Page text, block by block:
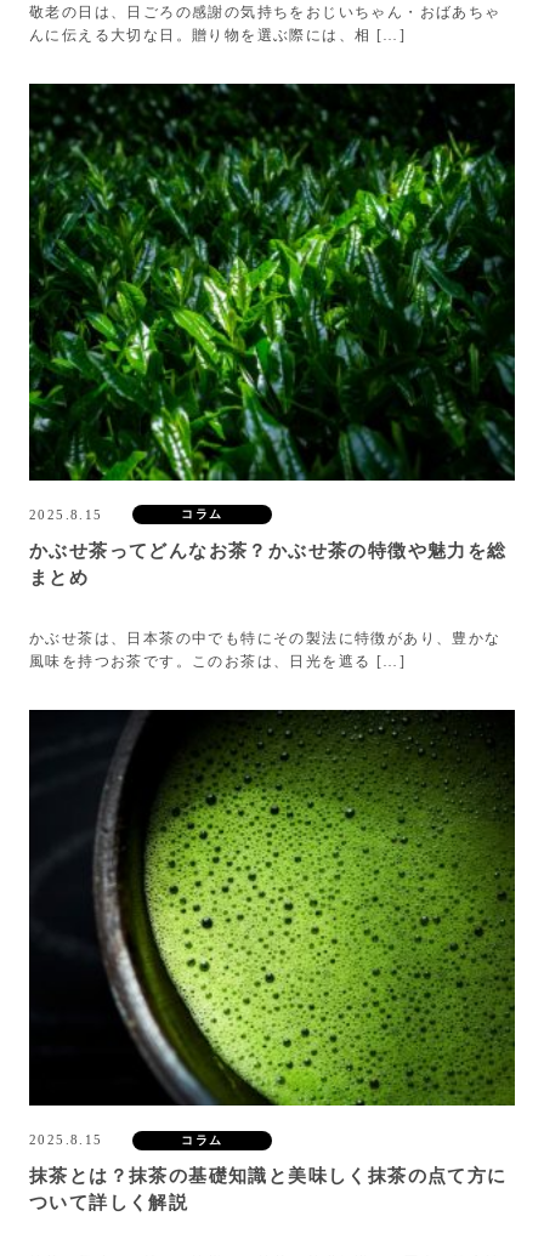
敬老の日は、日ごろの感謝の気持ちをおじいちゃん・おばあちゃ
んに伝える大切な日。贈り物を選ぶ際には、相 […]
2025.8.15 コラム
かぶせ茶ってどんなお茶？かぶせ茶の特徴や魅力を総
まとめ
かぶせ茶は、日本茶の中でも特にその製法に特徴があり、豊かな
風味を持つお茶です。このお茶は、日光を遮る […]
2025.8.15 コラム
抹茶とは？抹茶の基礎知識と美味しく抹茶の点て方に
ついて詳しく解説